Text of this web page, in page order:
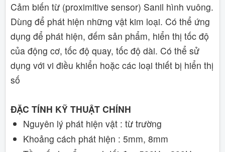
Liên hệ
Cảm biến từ (proximitive sensor) Sanil hình vuông.
Dùng để phát hiện những vật kim loại. Có thể ứng
dụng để phát hiện, đếm sản phẩm, hiển thị tốc độ
của động cơ, tốc độ quay, tốc độ dài. Có thể sử
dụng với vi điều khiển hoặc các loại thiết bị hiển thị
số
ĐẶC TÍNH KỸ THUẬT CHÍNH
Nguyên lý phát hiện vật : từ trường
Khoảng cách phát hiện : 5mm, 8mm